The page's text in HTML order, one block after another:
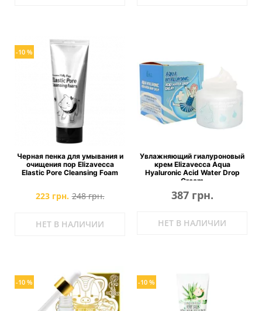
-10 %
Черная пенка для умывания и
очищения пор Elizavecca
Elastic Pore Cleansing Foam
223 грн. 248 грн.
НЕТ В НАЛИЧИИ
Увлажняющий гиалуроновый
крем Elizavecca Aqua
Hyaluronic Acid Water Drop
Cream
387 грн.
НЕТ В НАЛИЧИИ
-10 % -10 %